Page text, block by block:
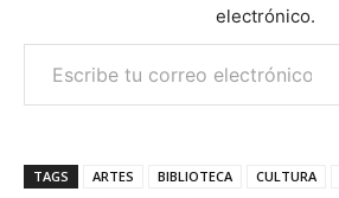
electrónico.
Escribe tu correo electrónico…
TAGS ARTES BIBLIOTECA CULTURA